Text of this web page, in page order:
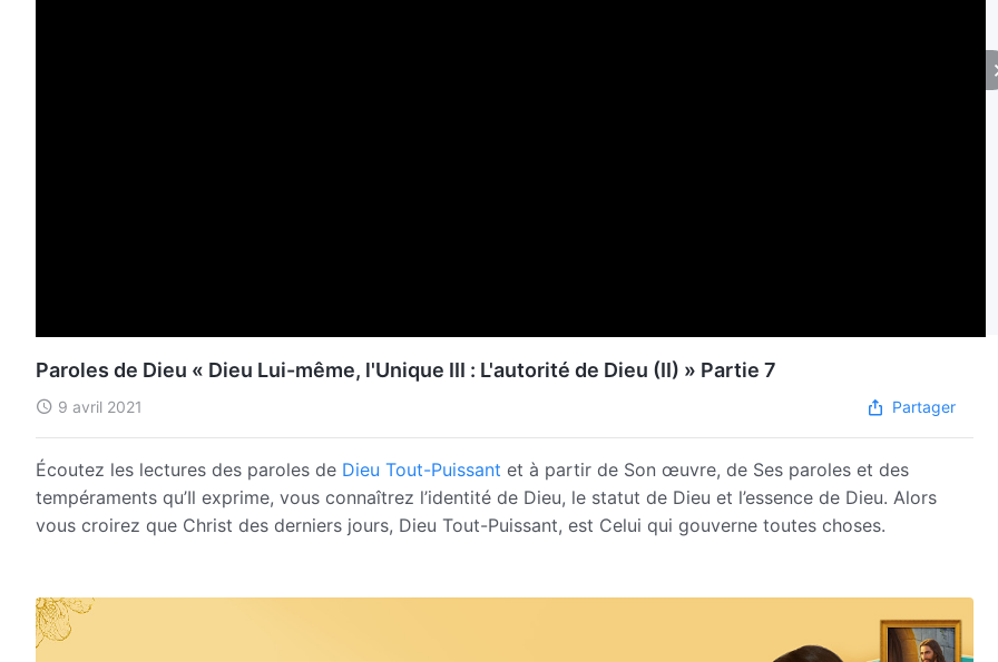
Paroles de Dieu « Dieu Lui-même, l'Unique III : L'autorité de Dieu (II) » Partie 7
9 avril 2021 Partager
Écoutez les lectures des paroles de Dieu Tout-Puissant et à partir de Son œuvre, de Ses paroles et des
tempéraments qu’Il exprime, vous connaîtrez l’identité de Dieu, le statut de Dieu et l’essence de Dieu. Alors
vous croirez que Christ des derniers jours, Dieu Tout-Puissant, est Celui qui gouverne toutes choses.